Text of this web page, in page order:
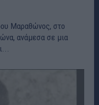
Μαραθώνος, στο
ανάμεσα σε μια